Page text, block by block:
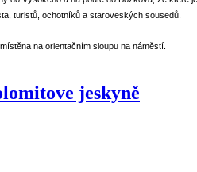
turistů, ochotníků a staroveských sousedů.
na orientačním sloupu na náměstí.
jeskyně